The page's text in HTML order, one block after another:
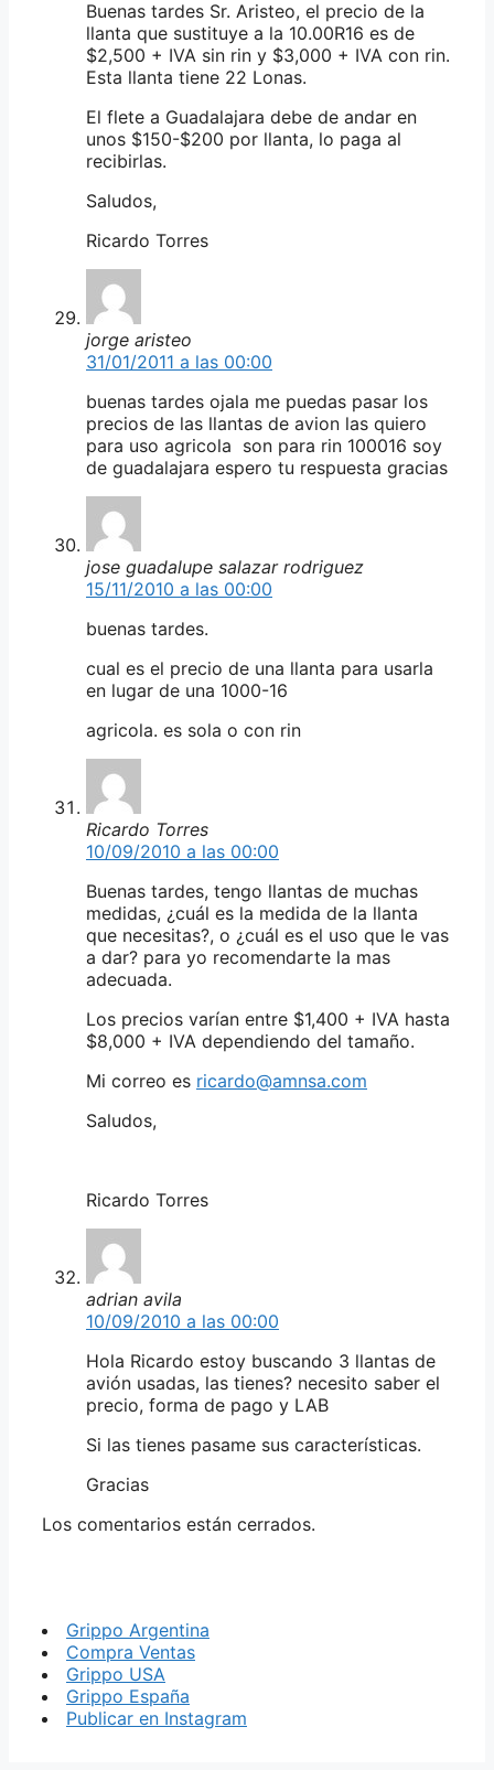
Buenas tardes Sr. Aristeo, el precio de la
llanta que sustituye a la 10.00R16 es de
$2,500 + IVA sin rin y $3,000 + IVA con rin.
Esta llanta tiene 22 Lonas.
El flete a Guadalajara debe de andar en
unos $150-$200 por llanta, lo paga al
recibirlas.
Saludos,
Ricardo Torres
jorge aristeo
31/01/2011 a las 00:00
buenas tardes ojala me puedas pasar los
precios de las llantas de avion las quiero
para uso agricola son para rin 100016 soy
de guadalajara espero tu respuesta gracias
jose guadalupe salazar rodriguez
15/11/2010 a las 00:00
buenas tardes.
cual es el precio de una llanta para usarla
en lugar de una 1000-16
agricola. es sola o con rin
Ricardo Torres
10/09/2010 a las 00:00
Buenas tardes, tengo llantas de muchas
medidas, ¿cuál es la medida de la llanta
que necesitas?, o ¿cuál es el uso que le vas
a dar? para yo recomendarte la mas
adecuada.
Los precios varían entre $1,400 + IVA hasta
$8,000 + IVA dependiendo del tamaño.
Mi correo es ricardo@amnsa.com
Saludos,
Ricardo Torres
adrian avila
10/09/2010 a las 00:00
Hola Ricardo estoy buscando 3 llantas de
avión usadas, las tienes? necesito saber el
precio, forma de pago y LAB
Si las tienes pasame sus características.
Gracias
Los comentarios están cerrados.
Grippo Argentina
Compra Ventas
Grippo USA
Grippo España
Publicar en Instagram